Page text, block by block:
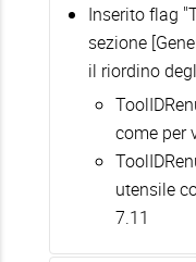
Inserito flag
sezione
il riordino
come per
utensile
7.11